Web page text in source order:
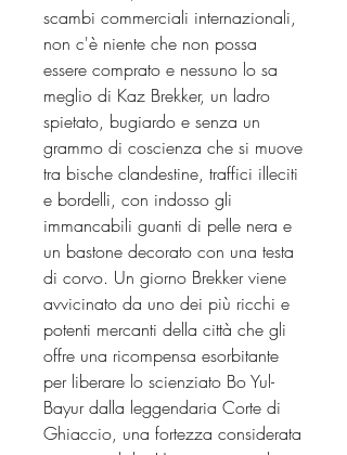
scambi commerciali internazionali,
non c'è niente che non possa
essere comprato e nessuno lo sa
meglio di Kaz Brekker, un ladro
spietato, bugiardo e senza un
grammo di coscienza che si muove
tra bische clandestine, traffici illeciti
e bordelli, con indosso gli
immancabili guanti di pelle nera e
un bastone decorato con una testa
di corvo. Un giorno Brekker viene
avvicinato da uno dei più ricchi e
potenti mercanti della città che gli
offre una ricompensa esorbitante
per liberare lo scienziato Bo Yul-
Bayur dalla leggendaria Corte di
Ghiaccio, una fortezza considerata